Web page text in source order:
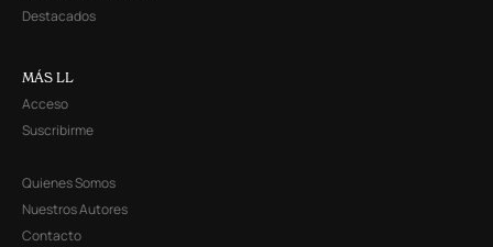
Destacados
MÁS LL
Acceso
Suscribirme
Quienes Somos
Nuestros Autores
Contacto